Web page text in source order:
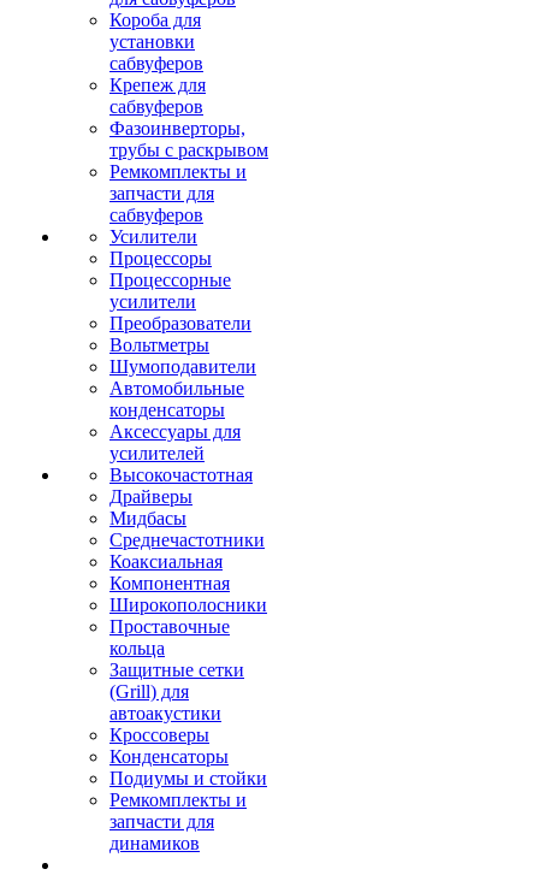
Короба для
установки
сабвуферов
Крепеж для
сабвуферов
Фазоинверторы,
трубы с раскрывом
Ремкомплекты и
запчасти для
сабвуферов
Усилители
Процессоры
Процессорные
усилители
Преобразователи
Вольтметры
Шумоподавители
Автомобильные
конденсаторы
Аксессуары для
усилителей
Высокочастотная
Драйверы
Мидбасы
Среднечастотники
Коаксиальная
Компонентная
Широкополосники
Проставочные
кольца
Защитные сетки
(Grill) для
автоакустики
Кроссоверы
Конденсаторы
Подиумы и стойки
Ремкомплекты и
запчасти для
динамиков